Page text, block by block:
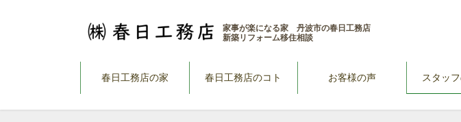
家事が楽になる家 丹波市の春日工務店
新築リフォーム移住相談
春日工務店の家 春日工務店のコト お客様の声 スタッ